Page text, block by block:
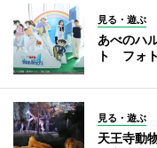
見る・遊ぶ
あべのハ
ト フォ
見る・遊ぶ
天王寺動